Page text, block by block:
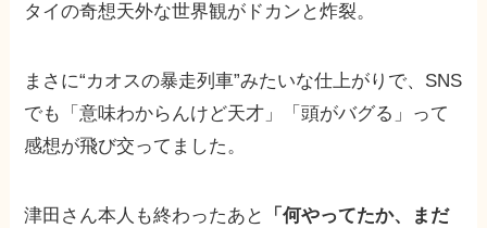
タイの奇想天外な世界観がドカンと炸裂。
まさに“カオスの暴走列車”みたいな仕上がりで、SNS
でも「意味わからんけど天才」「頭がバグる」って
感想が飛び交ってました。
津田さん本人も終わったあと
「何やってたか、まだ